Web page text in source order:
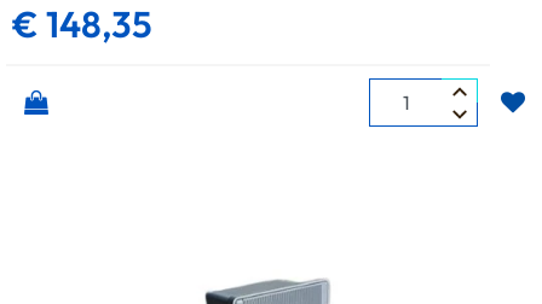
€ 148,35
Quantità